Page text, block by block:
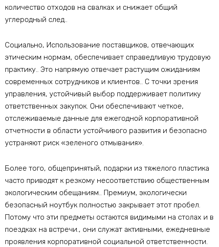
количество отходов на свалках и снижает общий
углеродный след..
Социально, Использование поставщиков, отвечающих
этическим нормам, обеспечивает справедливую трудовую
практику.. Это напрямую отвечает растущим ожиданиям
современных сотрудников и клиентов.. С точки зрения
управления, устойчивый выбор поддерживает политику
ответственных закупок. Они обеспечивают четкое,
отслеживаемые данные для ежегодной корпоративной
отчетности в области устойчивого развития и безопасно
устраняют риск «зеленого отмывания».
Более того, общепринятый, подарки из тяжелого пластика
часто приводят к резкому несоответствию общественным
экологическим обещаниям.. Премиум, экологически
безопасный ноутбук полностью закрывает этот пробел.
Потому что эти предметы остаются видимыми на столах и в
поездках на встречи., они служат активными, ежедневные
проявления корпоративной социальной ответственности.